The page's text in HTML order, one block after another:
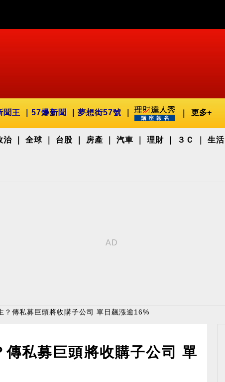
聞王 57爆新聞 夢想街57號 更多+
治 全球 台股 房產 汽車 理財 ３Ｃ 生活
？傳私募巨頭將收購子公司 單日飆漲逾16%
傳私募巨頭將收購子公司 單